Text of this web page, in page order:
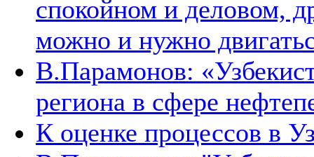
спокойном и деловом,
можно и нужно
В.Парамонов:
региона в сфере
К оценке процессов в